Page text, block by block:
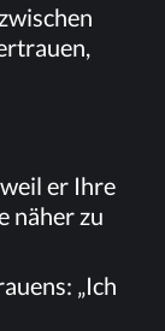
er Ihre
nä­her zu
„Ich